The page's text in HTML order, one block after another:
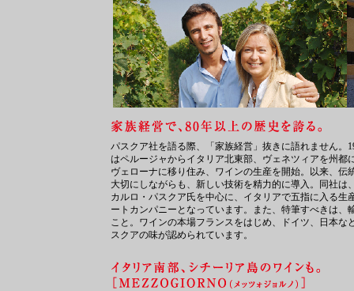
パスクア社を語る際、「家族経営」抜きに語れません。
はペルージャからイタリア北東部、ヴェネツィアを州都
ヴェローナに移り住み、ワインの生産を開始。以来、伝
大切にしながらも、新しい技術を精力的に導入。同社は
カルロ・パスクア氏を中心に、イタリアで五指に入る生
ートカンパニーとなっています。また、特筆すべきは、
こと。ワインの本場フランスをはじめ、ドイツ、日本な
スクアの味が認められています。